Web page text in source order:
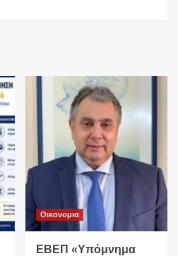
Οικονομια
ΕΒΕΠ «Υπόμνημα